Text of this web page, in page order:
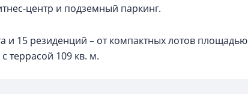
центр и подземный паркинг.
и 15 резиденций – от компактных лотов площадью
террасой 109 кв. м.